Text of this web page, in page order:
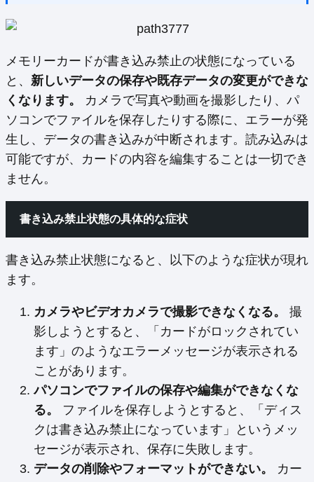
メモリーカードが書き込み禁止の状態になっている
と、 新しいデータの保存や既存データの変更ができな
くなります。
カメラで写真や動画を撮影したり、パ
ソコンでファイルを保存したりする際に、エラーが発
生し、データの書き込みが中断されます。読み込みは
可能ですが、カードの内容を編集することは一切でき
ません。
書き込み禁止状態の具体的な症状
書き込み禁止状態になると、以下のような症状が現れ
ます。
カメラやビデオカメラで撮影できなくなる。
撮
影しようとすると、「カードがロックされてい
ます」のようなエラーメッセージが表示される
ことがあります。
パソコンでファイルの保存や編集ができなくな
る。
ファイルを保存しようとすると、「ディス
クは書き込み禁止になっています」というメッ
セージが表示され、保存に失敗します。
データの削除やフォーマットができない。
カー